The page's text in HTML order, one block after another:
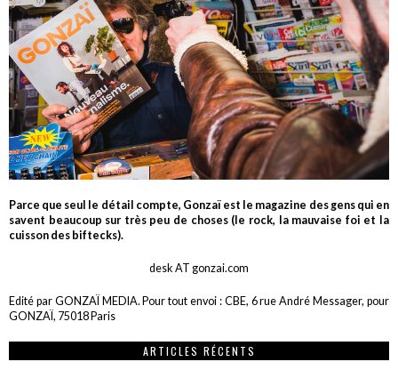
Parce que seul le détail compte, Gonzaï est le magazine des gens qui en
savent beaucoup sur très peu de choses (le rock, la mauvaise foi et la
cuisson des biftecks).
desk AT gonzai.com
Edité par GONZAÏ MEDIA. Pour tout envoi : CBE, 6 rue André Messager, pour
GONZAÏ, 75018 Paris
ARTICLES RÉCENTS